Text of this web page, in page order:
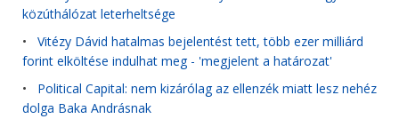
közúthálózat leterheltsége
• Vitézy Dávid hatalmas bejelentést tett, több ezer milliárd
forint elköltése indulhat meg - 'megjelent a határozat'
• Political Capital: nem kizárólag az ellenzék miatt lesz nehéz
dolga Baka Andrásnak